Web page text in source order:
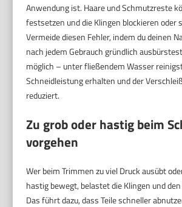
Anwendung ist. Haare und Schmutzreste
festsetzen und die Klingen blockieren oder
Vermeide diesen Fehler, indem du deinen
nach jedem Gebrauch gründlich
möglich – unter fließendem Wasser
Schneidleistung erhalten und der
reduziert.
Zu grob oder hastig beim
vorgehen
Wer beim Trimmen zu viel Druck ausübt
hastig bewegt, belastet die Klingen und
Das führt dazu, dass Teile schneller